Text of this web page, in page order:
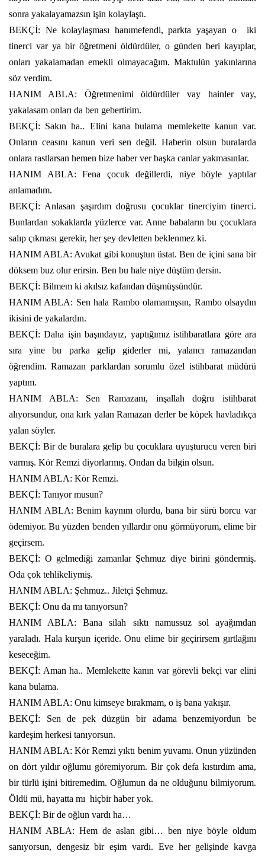
sonra yakalayamazsın işin kolaylaştı.
BEKÇİ: Ne kolaylaşması hanımefendi, parkta yaşayan o
iki
tinerci var ya bir öğretmeni öldürdüler, o günden beri kayıplar,
onları yakalamadan emekli olmayacağım. Maktulün yakınlarına
söz verdim.
HANIM ABLA: Öğretmenimi öldürdüler vay hainler vay,
yakalasam onları da ben gebertirim.
BEKÇİ: Sakın ha.. Elini kana bulama memlekette kanun var.
Onların ceasını kanun veri sen değil. Haberin olsun buralarda
onlara rastlarsan hemen bize haber ver başka canlar yakmasınlar.
HANIM ABLA: Fena çocuk değillerdi, niye böyle yaptılar
anlamadım.
BEKÇİ: Anlasan şaşırdım doğrusu çocuklar tinerciyim tinerci.
Bunlardan sokaklarda yüzlerce var. Anne babaların bu çocuklara
salıp çıkması gerekir, her şey devletten beklenmez ki.
HANIM ABLA: Avukat gibi konuştun üstat. Ben de içini sana bir
döksem buz olur erirsin. Ben bu hale niye düştüm dersin.
BEKÇİ: Bilmem ki akılsız kafandan düşmüşsündür.
HANIM ABLA: Sen hala Rambo olamamışsın, Rambo olsaydın
ikisini de yakalardın.
BEKÇİ: Daha işin başındayız, yaptığımız istihbaratlara göre ara
sıra yine bu parka gelip giderler mi, yalancı ramazandan
öğrendim. Ramazan parklardan sorumlu özel istihbarat müdürü
yaptım.
HANIM ABLA: Sen Ramazanı, inşallah doğru istihbarat
alıyorsundur, ona kırk yalan Ramazan derler be köpek havladıkça
yalan söyler.
BEKÇİ: Bir de buralara gelip bu çocuklara uyuşturucu veren biri
varmış. Kör Remzi diyorlarmış. Ondan da bilgin olsun.
HANIM ABLA: Kör Remzi.
BEKÇİ: Tanıyor musun?
HANIM ABLA: Benim kaynım olurdu, bana bir sürü borcu var
ödemiyor. Bu yüzden benden yıllardır onu görmüyorum, elime bir
geçirsem.
BEKÇİ: O gelmediği zamanlar Şehmuz diye birini göndermiş.
Oda çok tehlikeliymiş.
HANIM ABLA: Şehmuz.. Jiletçi Şehmuz.
BEKÇİ: Onu da mı tanıyorsun?
HANIM ABLA: Bana silah sıktı namussuz sol ayağımdan
yaraladı. Hala kurşun içeride. Onu elime bir geçirirsem gırtlağını
keseceğim.
BEKÇİ: Aman ha.. Memlekette kanın var görevli bekçi var elini
kana bulama.
HANIM ABLA: Onu kimseye bırakmam, o iş bana yakışır.
BEKÇİ: Sen de pek düzgün bir adama benzemiyordun be
kardeşim herkesi tanıyorsun.
HANIM ABLA: Kör Remzi yıktı benim yuvamı. Onun yüzünden
on dört yıldır oğlumu göremiyorum. Bir çok defa kıstırdım ama,
bir türlü işini bitiremedim. Oğlumun da ne olduğunu bilmiyorum.
Öldü mü, hayatta mı hiçbir haber yok.
BEKÇİ: Bir de oğlun vardı ha…
HANIM ABLA: Hem de aslan gibi… ben niye böyle oldum
sanıyorsun, dengesiz bir eşim vardı. Eve her gelişinde kavga